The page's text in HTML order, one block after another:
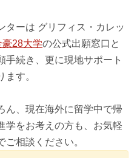
ターは グリフィス・カレッ
豪28大学の公式出願窓口と
手続き、更に現地サポート
ます。
ん、現在海外に留学中で帰
学をお考えの方も、お気軽
相談ください。